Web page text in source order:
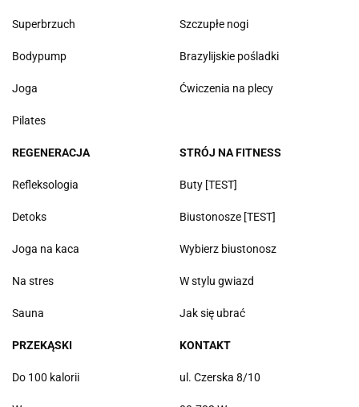
Superbrzuch
Bodypump
Joga
Pilates
Szczupłe nogi
Brazylijskie pośladki
Ćwiczenia na plecy
REGENERACJA
Refleksologia
Detoks
Joga na kaca
Na stres
Sauna
STRÓJ NA FITNESS
Buty [TEST]
Biustonosze [TEST]
Wybierz biustonosz
W stylu gwiazd
Jak się ubrać
PRZEKĄSKI
Do 100 kalorii
KONTAKT
ul. Czerska 8/10